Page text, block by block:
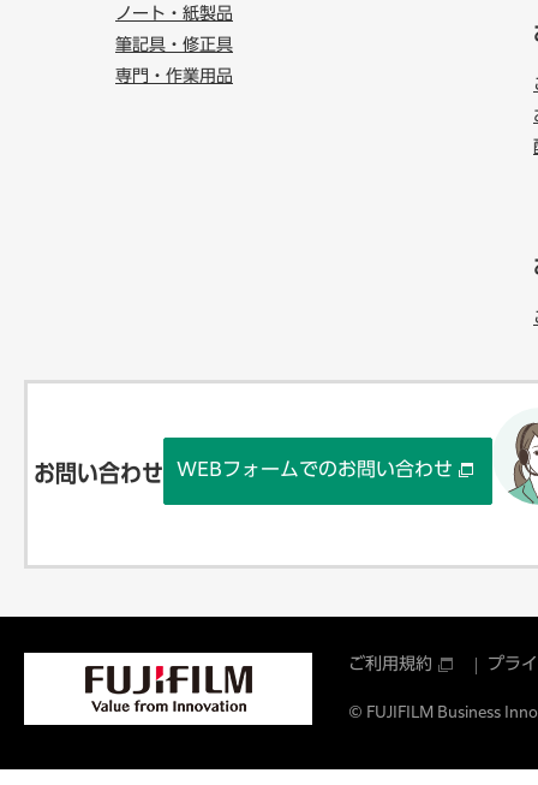
ノート・紙製品
筆記具・修正具
専門・作業用品
お問い合わせ WEBフォームでのお問い合わせ
ご利用規約 プラ
© FUJIFILM Business